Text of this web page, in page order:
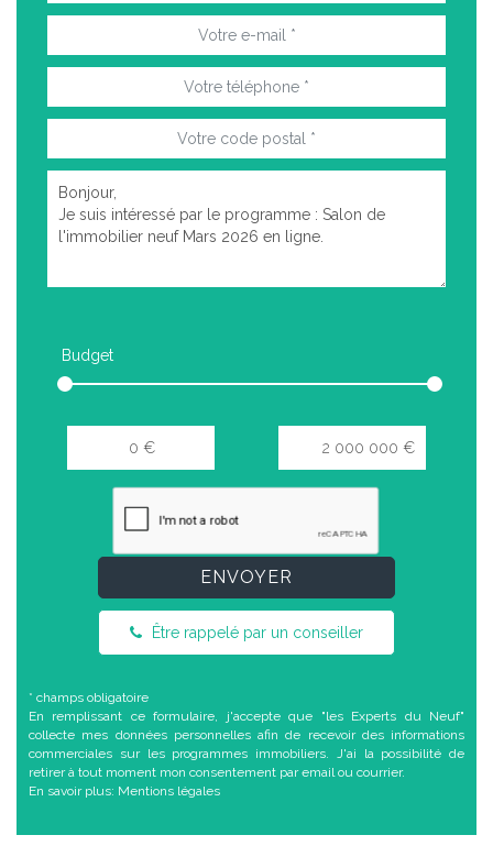
Budget
ENVOYER
Être rappelé par un conseiller
* champs obligatoire
En remplissant ce formulaire, j'accepte que "les Experts du Neuf"
collecte mes données personnelles afin de recevoir des informations
commerciales sur les programmes immobiliers. J'ai la possibilité de
retirer à tout moment mon consentement par email ou courrier.
En savoir plus: Mentions légales